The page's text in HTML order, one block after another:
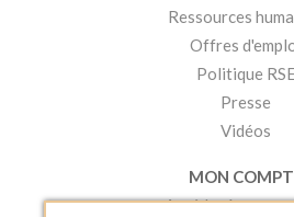
Ressources
Offres
Politique
Presse
Vidéos
MON
Accéder à mon